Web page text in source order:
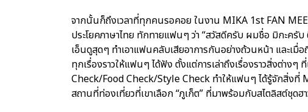
จากนั้นก็ถึงเวลาที่ทุกคนรอคอย ในงาน MIKA 1st FAN
ประโยคภาษาไทย ทักทายแฟนๆ ว่า “สวัสดีครับ ผมชื่อ มิกะครั
เอ็นดูสุดๆ ทำเอาแฟนคลับเสียอาการกันอย่างถ้วนหน้า และเ
ทุกเรื่องราวให้แฟนๆ ได้ฟัง ตั้งแต่การเล่าถึงเรื่องราวสิ่งต่างๆ
Check/Food Check/Style Check ทำให้แฟนๆ ได้รู้จักสิ่งที่
สถานที่ท่องเที่ยวที่เขาเลือก “ภูเก็ต” ที่มาพร้อมกับสไตลิสต์ชุดฮ